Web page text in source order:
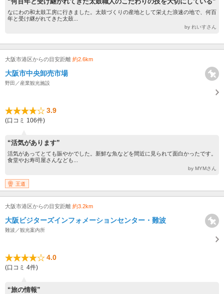
なにわの和太鼓工房に行きました。太鼓づくりの産地として栄えた浪速の地で、何百
年と受け継がれてきた太鼓...
by れいすさん
大阪市港区からの目安距離 約2.6km
大阪市中央卸売市場
野田／産業観光施設
3.9
(口コミ 106件)
“活気があります”
活気があってとても賑やかでした。新鮮な魚などを間近に見られて面白かったです。
食堂やお寿司屋さんなども...
by MYMさん
王道
大阪市港区からの目安距離 約3.2km
大阪ビジターズインフォメーションセンター・難波
難波／観光案内所
4.0
(口コミ 4件)
“旅の情報”